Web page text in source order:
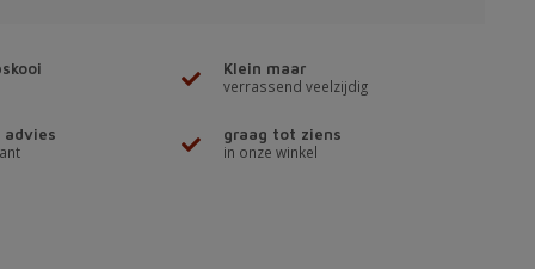
Klein maar
verrassend veelzijdig
advies
graag tot ziens
in onze winkel